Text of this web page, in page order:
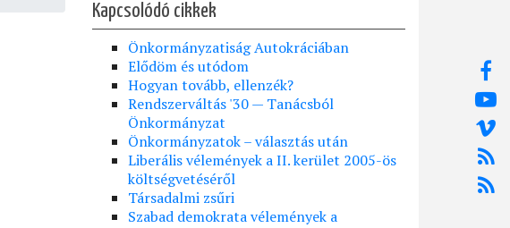
Kapcsolódó cikkek
Önkormányzatiság Autokráciában
Elődöm és utódom
Hogyan tovább, ellenzék?
Rendszerváltás '30 — Tanácsból
Önkormányzat
Önkormányzatok – választás után
Liberális vélemények a II. kerület 2005-ös
költségvetéséről
Társadalmi zsűri
Szabad demokrata vélemények a